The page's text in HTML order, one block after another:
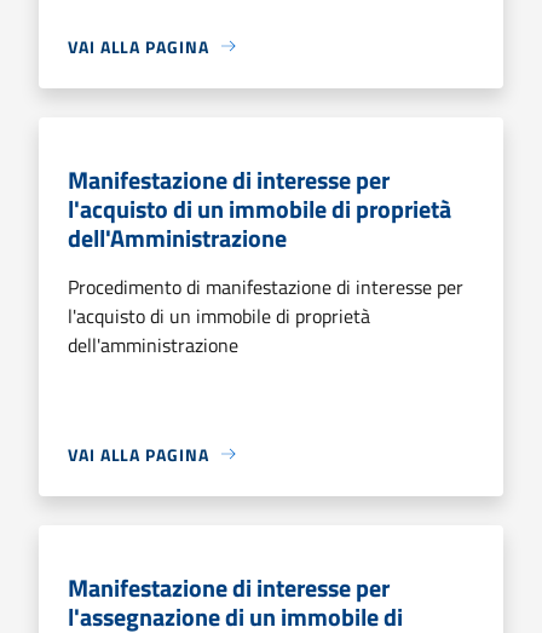
VAI ALLA PAGINA
Manifestazione di interesse per
l'acquisto di un immobile di proprietà
dell'Amministrazione
Procedimento di manifestazione di interesse per
l'acquisto di un immobile di proprietà
dell'amministrazione
VAI ALLA PAGINA
Manifestazione di interesse per
l'assegnazione di un immobile di